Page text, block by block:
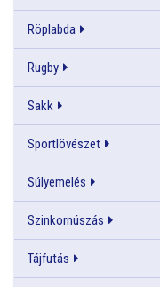
Röplabda
Rugby
Sakk
Sportlövészet
Súlyemelés
Szinkornúszás
Tájfutás